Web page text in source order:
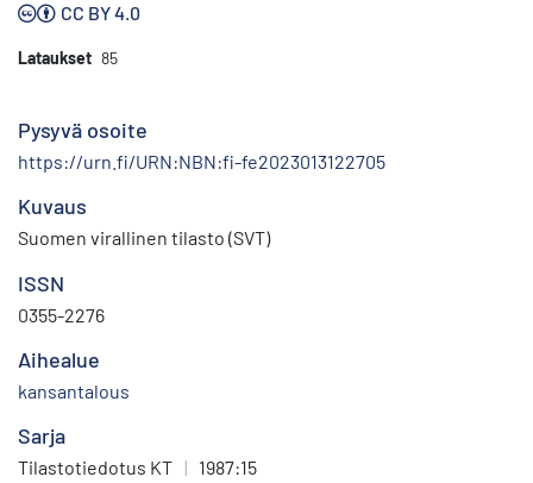
CC BY 4.0
Lataukset 85
Pysyvä osoite
https://urn.fi/URN:NBN:fi-fe2023013122705
Kuvaus
Suomen virallinen tilasto (SVT)
ISSN
0355-2276
Aihealue
kansantalous
Sarja
Tilastotiedotus KT | 1987:15